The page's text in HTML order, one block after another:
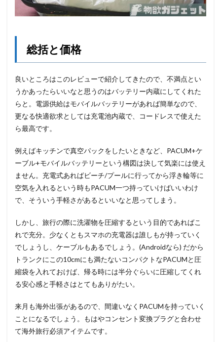
総括と価格
良いところはこのレビューで紹介してきたので、不満点とい
うかあったらいいなと思うのはバッテリー内蔵にしてくれた
らと。電源供給はモバイルバッテリーがあれば簡単なので、
更なる快適欲求としては充電池内蔵で、コードレスで使えた
ら最高です。
例えばキッチンで真空パックをしたいときなど、PACUM+ケ
ーブル+モバイルバッテリーという構図は決して気楽には使え
ません。充電式あればビーチ/プールに行ってから浮き輪等に
空気を入れるという時もPACUM一つ持っていけばいいわけ
で、そういう手軽さがあるといいなと思ってしまう。
しかし、旅行の際に洗濯物を圧縮するという目的であればこ
れで充分。少なくともスマホの充電器は誰しもが持っていく
でしょうし、ケーブルもあるでしょう。(Androidなら) だから
トランクにこの10cmにも満たないコンパクトなPACUMと圧
縮袋を入れておけば、帰る時には半分ぐらいに圧縮してくれ
る安心感と手軽さはとてもありがたい。
来月も海外出張があるので、間違いなくPACUMを持っていく
ことになるでしょう。もはやコンセント変換プラグと合わせ
て海外旅行必須アイテムです。